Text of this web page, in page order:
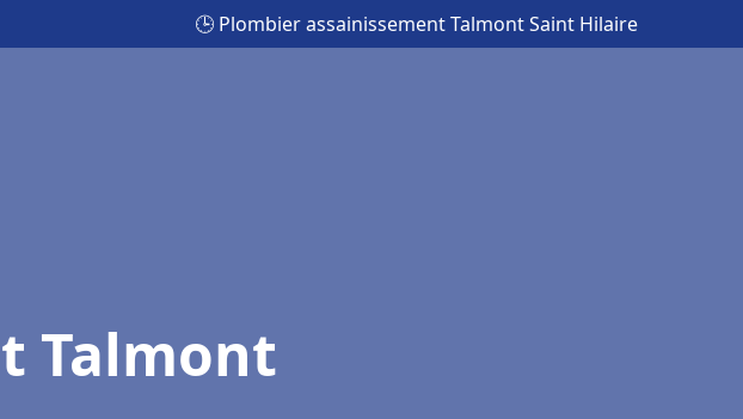
🕒 Plombier assainissement Talmont Saint Hilaire
Talmont